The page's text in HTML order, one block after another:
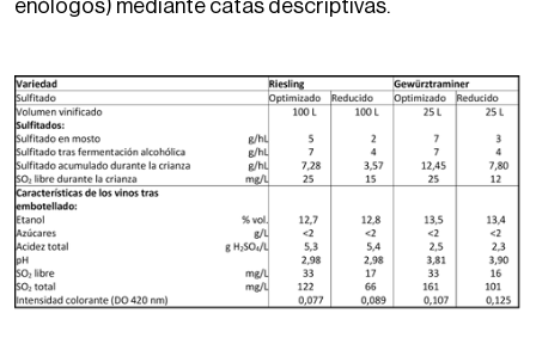
enólogos) mediante catas descriptivas.